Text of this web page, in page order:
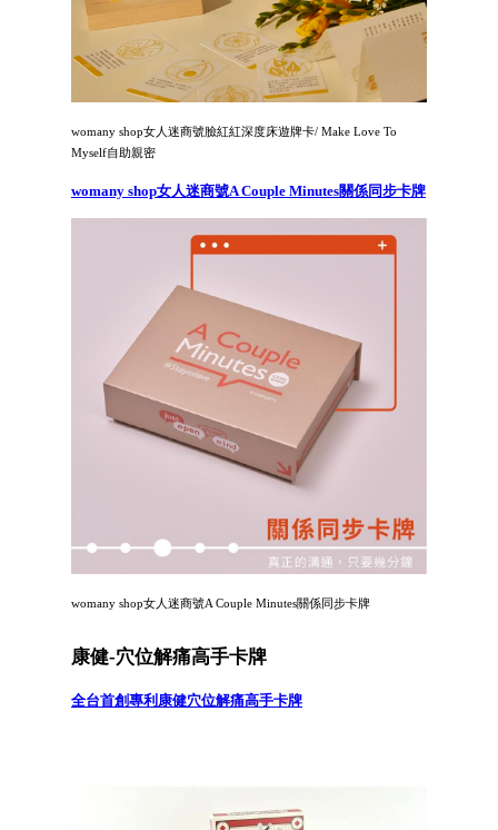
womany shop女人迷商號臉紅紅深度床遊牌卡/ Make Love To
Myself自助親密
womany shop女人迷商號A Couple Minutes關係同步卡牌
womany shop女人迷商號A Couple Minutes關係同步卡牌
康健-穴位解痛高手卡牌
全台首創專利康健穴位解痛高手卡牌